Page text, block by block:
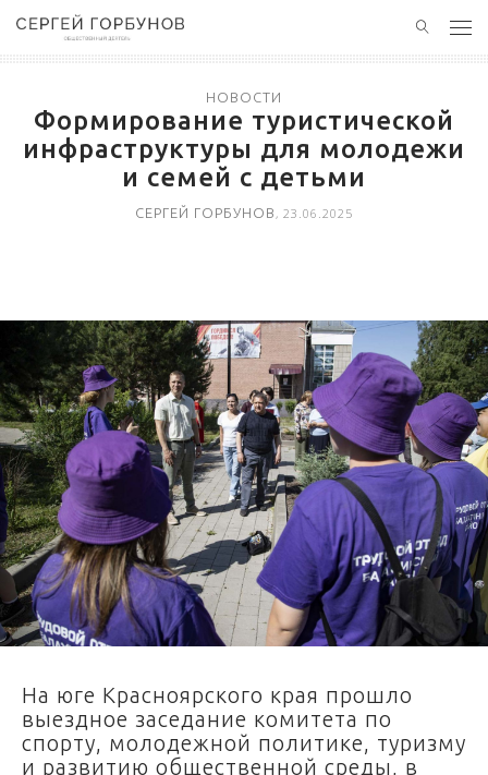
НОВОСТИ
ПОЛЕЗНЫЙ ОПЫТ
НОВОСТИ
Формирование туристической
инфраструктуры для молодежи
и семей с детьми
СЕРГЕЙ ГОРБУНОВ, 23.06.2025
На юге Красноярского края прошло
выездное заседание комитета по
спорту, молодежной политике, туризму
и развитию общественной среды, в